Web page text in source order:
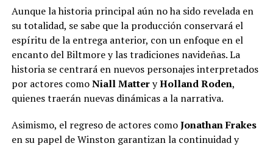
Aunque la historia principal aún no ha sido revelada en
su totalidad, se sabe que la producción conservará el
espíritu de la entrega anterior, con un enfoque en el
encanto del Biltmore y las tradiciones navideñas. La
historia se centrará en nuevos personajes interpretados
por actores comoNiall MatteryHolland Roden,
quienes traerán nuevas dinámicas a la narrativa.
Asimismo, el regreso de actores comoJonathan Frakes
en su papel de Winston garantizan la continuidad y